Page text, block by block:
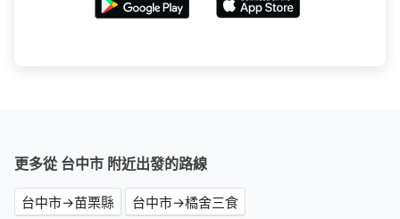
更多從 台中市 附近出發的路線
台中市→苗栗縣
台中市→橘舍三食